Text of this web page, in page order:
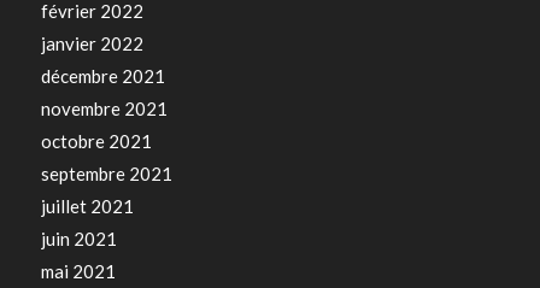
février 2022
janvier 2022
décembre 2021
novembre 2021
octobre 2021
septembre 2021
juillet 2021
juin 2021
mai 2021